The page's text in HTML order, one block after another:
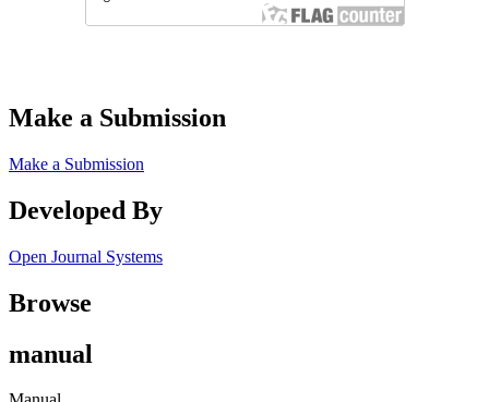
Make a Submission
Make a Submission
Developed By
Open Journal Systems
Browse
manual